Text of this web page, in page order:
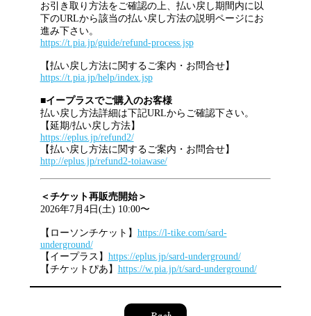
お引き取り方法をご確認の上、払い戻し期間内に以
下のURLから該当の払い戻し方法の説明ページにお
進み下さい。
https://t.pia.jp/guide/refund-process.jsp
【払い戻し方法に関するご案内・お問合せ】
https://t.pia.jp/help/index.jsp
■イープラスでご購入のお客様
払い戻し方法詳細は下記URLからご確認下さい。
【延期/払い戻し方法】
https://eplus.jp/refund2/
【払い戻し方法に関するご案内・お問合せ】
http://eplus.jp/refund2-toiawase/
＜チケット再販売開始＞
2026年7月4日(土) 10:00〜
【ローソンチケット】 https://l-tike.com/sard-
underground/
【イープラス】 https://eplus.jp/sard-underground/
【チケットぴあ】 https://w.pia.jp/t/sard-underground/